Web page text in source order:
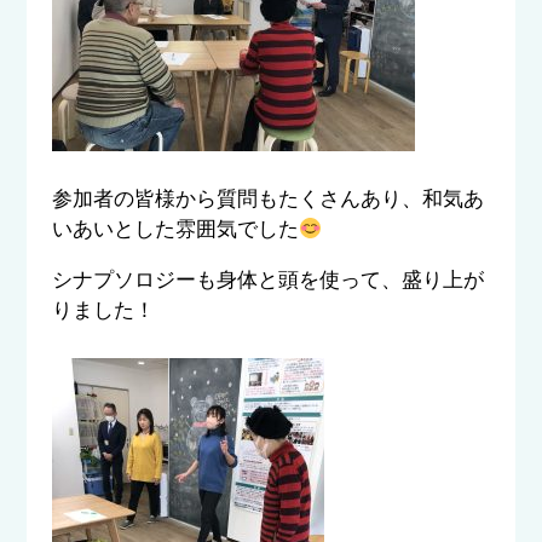
参加者の皆様から質問もたくさんあり、和気あ
いあいとした雰囲気でした
シナプソロジーも身体と頭を使って、盛り上が
りました！